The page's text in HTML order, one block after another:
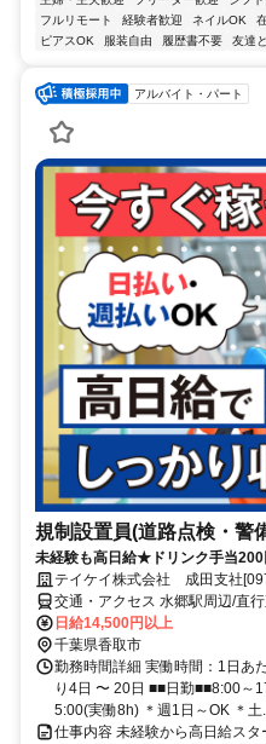
フルリモート
経験者歓迎 ネイルOK
ピアスOK
服装自由 履歴書不要 友達
アルバイト・パート
規制設置員(道路点検・警
未経験も高日給★ドリンク手当
テイケイ株式会社 成田支社
交通・アクセス 水郷駅周辺/直
日給14,500円以上
千葉県香取市
勤務時間詳細 実働時間：1日あ
り4日 〜 20日 ■■日勤■■8:00～
5:00(実働8h) ＊週1日～OK ＊土
仕事内容 未経験から高日給ス